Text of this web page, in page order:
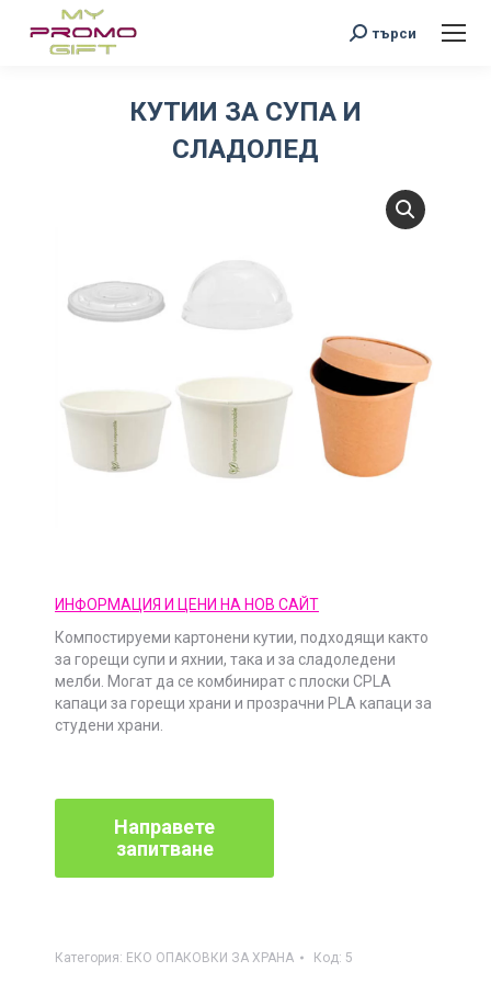
Search:
търси
КУТИИ ЗА СУПА И
СЛАДОЛЕД
ИНФОРМАЦИЯ И ЦЕНИ НА НОВ САЙТ
Компостируеми картонени кутии, подходящи както
за горещи супи и яхнии, така и за сладоледени
мелби. Могат да се комбинират с плоски CPLA
капаци за горещи храни и прозрачни PLA капаци за
студени храни.
Категория: ЕКО ОПАКОВКИ ЗА ХРАНА Код: 5